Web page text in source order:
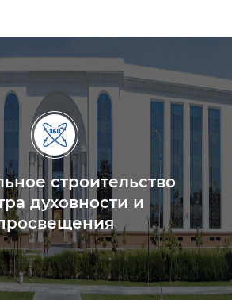
строительство
духовности и